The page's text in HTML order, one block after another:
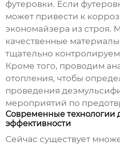
футеровки. Если
может привести к
экономайзера из строя.
качественные
тщательно контролируем
Кроме того, проводим
отопления, чтобы
проведения
мероприятий по
Современные технологии
эффективности
Сейчас существует